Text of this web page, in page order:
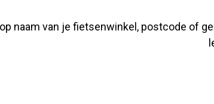
naam van je fietsenwinkel, postcode of